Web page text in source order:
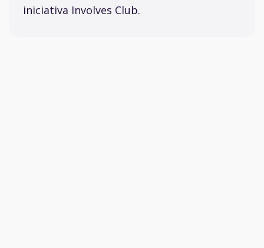
iniciativa Involves Club.